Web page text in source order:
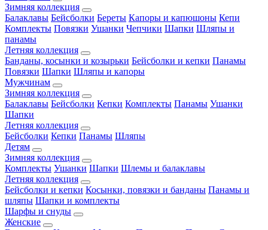
Зимняя коллекция
Балаклавы Бейсболки Береты Капоры и капюшоны Кепи
Комплекты Повязки Ушанки Чепчики Шапки Шляпы и
панамы
Летняя коллекция
Банданы, косынки и козырьки Бейсболки и кепки Панамы
Повязки Шапки Шляпы и капоры
Мужчинам
Зимняя коллекция
Балаклавы Бейсболки Кепки Комплекты Панамы Ушанки
Шапки
Летняя коллекция
Бейсболки Кепки Панамы Шляпы
Детям
Зимняя коллекция
Комплекты Ушанки Шапки Шлемы и балаклавы
Летняя коллекция
Бейсболки и кепки Косынки, повязки и банданы Панамы и
шляпы Шапки и комплекты
Шарфы и снуды
Женские